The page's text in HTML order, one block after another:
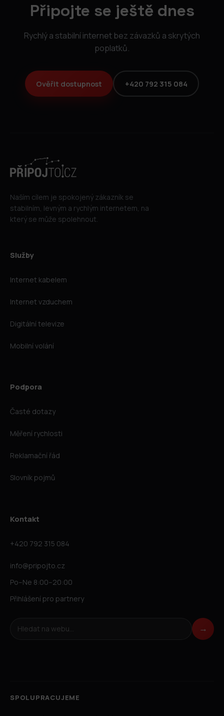
Připojte se ještě dnes
Rychlý a stabilní internet bez závazků a skrytých
poplatků.
Ověřit dostupnost +420 792 315 084
Naším cílem je spokojený zákazník se
stabilním, levným a rychlým internetem, na
který se může spolehnout.
Služby
Internet kabelem
Internet vzduchem
Digitální televize
Mobilní volání
Podpora
Časté dotazy
Měření rychlosti
Reklamační řád
Slovník pojmů
Kontakt
+420 792 315 084
info@pripojto.cz
Po–Ne 8:00–20:00
Přihlášení pro partnery
Hledat na webu →
SPOLUPRACUJEME